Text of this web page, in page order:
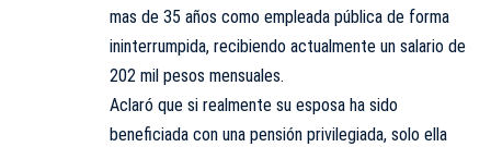
mas de 35 años como empleada pública de forma
ininterrumpida, recibiendo actualmente un salario de
202 mil pesos mensuales.
Aclaró que si realmente su esposa ha sido
beneficiada con una pensión privilegiada, solo ella